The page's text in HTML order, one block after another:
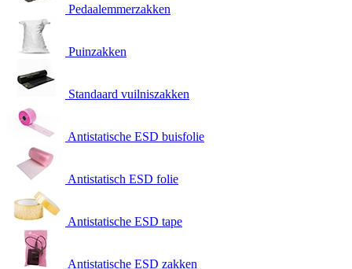
Pedaalemmerzakken
Puinzakken
Standaard vuilniszakken
Antistatische ESD buisfolie
Antistatisch ESD folie
Antistatische ESD tape
Antistatische ESD zakken